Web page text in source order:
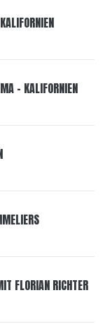
– KALIFORNIEN
FLORIAN RICHTER